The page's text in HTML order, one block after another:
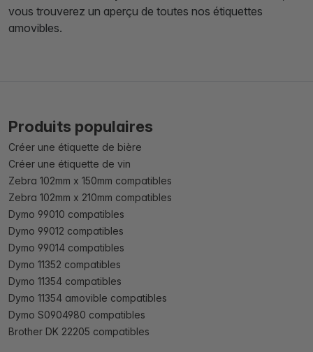
vous trouverez un aperçu de toutes nos étiquettes
amovibles.
Produits populaires
Créer une étiquette de bière
Créer une étiquette de vin
Zebra 102mm x 150mm compatibles
Zebra 102mm x 210mm compatibles
Dymo 99010 compatibles
Dymo 99012 compatibles
Dymo 99014 compatibles
Dymo 11352 compatibles
Dymo 11354 compatibles
Dymo 11354 amovible compatibles
Dymo S0904980 compatibles
Brother DK 22205 compatibles